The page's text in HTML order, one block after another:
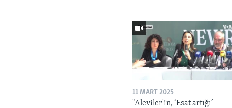
11 MART 2025
"Aleviler'in, ‘Esat artığı’